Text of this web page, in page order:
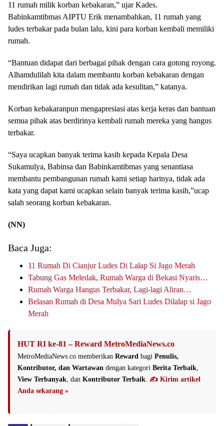
11 rumah milik korban kebakaran,” ujar Kades.
Babinkamtibmas AIPTU Erik menambahkan, 11 rumah yang
ludes terbakar pada bulan lalu, kini para korban kembali memiliki
rumah.
“Bantuan didapat dari berbagai pihak dengan cara gotong royong.
Alhamdulilah kita dalam membantu korban kebakaran dengan
mendirikan lagi rumah dan tidak ada kesulitan,” katanya.
Korban kebakaranpun mengapresiasi atas kerja keras dan bantuan
semua pihak atas berdirinya kembali rumah mereka yang hangus
terbakar.
“Saya ucapkan banyak terima kasih kepada Kepala Desa
Sukamulya, Babinsa dan Babinkamtibmas yang senantiasa
membantu pembangunan rumah kami setiap harinya, tidak ada
kata yang dapat kami ucapkan selain banyak terima kasih,”ucap
salah seorang korban kebakaran.
(NN)
Baca Juga:
11 Rumah Di Cianjur Ludes Di Lalap Si Jago Merah
Tabung Gas Meledak, Rumah Warga di Bekasi Nyaris…
Rumah Warga Hangus Terbakar, Lagi-lagi Aliran…
Belasan Rumah di Desa Mulya Sari Ludes Dilalap si Jago
Merah
HUT RI ke-81 – Reward MetroMediaNews.co
MetroMediaNews.co memberikan Reward bagi Penulis,
Kontributor, dan Wartawan dengan kategori Berita Terbaik,
View Terbanyak, dan Kontributor Terbaik. ✍️ Kirim artikel
Anda sekarang »